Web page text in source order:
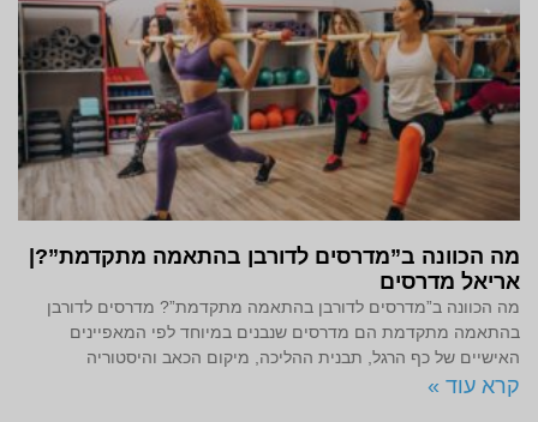
מה הכוונה ב”מדרסים לדורבן בהתאמה מתקדמת”?|
אריאל מדרסים
מה הכוונה ב”מדרסים לדורבן בהתאמה מתקדמת”? מדרסים לדורבן
בהתאמה מתקדמת הם מדרסים שנבנים במיוחד לפי המאפיינים
האישיים של כף הרגל, תבנית ההליכה, מיקום הכאב והיסטוריה
קרא עוד »